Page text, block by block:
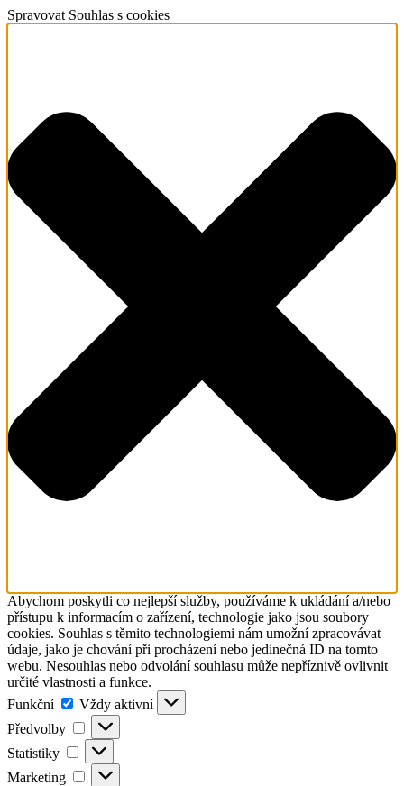
Spravovat Souhlas s cookies
Abychom poskytli co nejlepší služby, používáme k ukládání a/nebo
přístupu k informacím o zařízení, technologie jako jsou soubory
cookies. Souhlas s těmito technologiemi nám umožní zpracovávat
údaje, jako je chování při procházení nebo jedinečná ID na tomto
webu. Nesouhlas nebo odvolání souhlasu může nepříznivě ovlivnit
určité vlastnosti a funkce.
Funkční
Funkční
Vždy aktivní
Předvolby
Předvolby
Statistiky Statistiky
Marketing Marketing